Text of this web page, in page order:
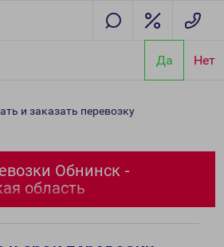
Да Нет
и заказать перевозку
Обнинск -
область